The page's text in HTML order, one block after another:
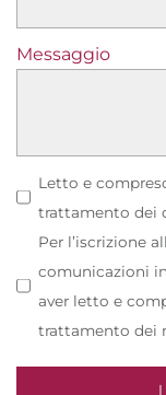
Messaggio
Letto e
trattamento dei
Per l’iscrizione
comunicazioni
aver letto e
trattamento dei